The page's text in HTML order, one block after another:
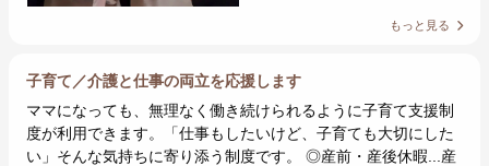
もっと見る
子育て／介護と仕事の両立を応援します
ママになっても、無理なく働き続けられるように子育て支援制
度が利用できます。「仕事もしたいけど、子育ても大切にした
い」そんな気持ちに寄り添う制度です。 ◎産前・産後休暇...産